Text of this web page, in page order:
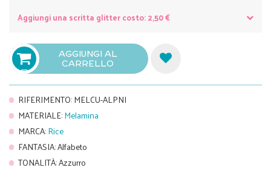
Aggiungi una scritta glitter costo: 2,50 €

AGGIUNGI AL
CARRELLO
RIFERIMENTO:MELCU-ALPNI
MATERIALE:Melamina
MARCA:Rice
FANTASIA:Alfabeto
TONALITÀ:Azzurro